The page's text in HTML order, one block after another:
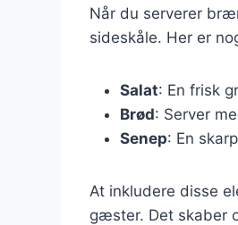
Når du serverer
sideskåle. Her er
Salat: En frisk
Brød: Server
Senep: En
At inkludere disse
gæster. Det skaber